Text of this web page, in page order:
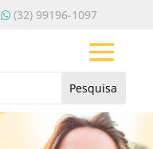
(32) 99196-1097